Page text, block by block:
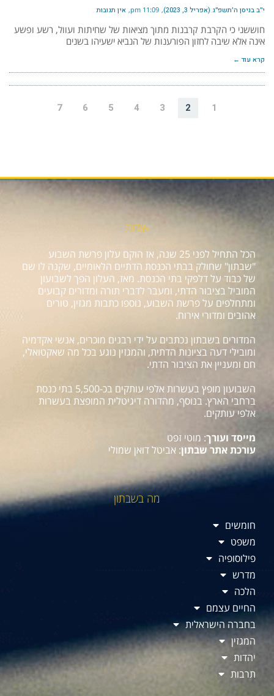
י״ב בניסן ה׳תשפ״ג (אפריל 3, 2023) 11:09 pm אין תגובות
חוששני כי הקרבת קרבנות מתוך מציאות של שחיתות ועוול, רשע ופשע
אינה אלא שיבה לחזון הפורענות של הנביא ישעיהו בשנים
קרא עוד ←
1
2
3
4
5
6
7
אודות
הכל התחיל לפני 25 שנה, אז הוקם עלון פרשת השבוע
"שבתון" שחולק בבתי הכנסת הדתיים הלאומיים, שקנה לו שם
של כבוד על דלפקי בתי הכנסת. מאז, העלון הפך לשבועון
המוביל בציבור הדתי, ומעבר לדברי תורה ומדורים קבועים
ומתחלפים על פרשת השבוע, נוספו כתבות מגזין, טורים
אהובים ומדורי אירוח.
המדורים בשבתון נכתבים על ידי רבנים מוכרים, אנשי אקדמיה
ומובילי דעה בציונות הדתית, והמגזין נוגע בכל מה שאקטואלי,
חם ומעניין את הציבור הדתי.
השבועון מופץ בעשרות אלפי עותקים בכ-5,500 בתי כנסת
ברחבי הארץ. בנוסף, מהדורה דיגיטלית המופצת בעשרות
אלפי עותקים.
מייסד ועורך: מוטי זפט
עורכת אתר שבתון: אביטל דואן שמולי
מה בשבתון
חומשים
משפט
פילוסופיה
מדרש
הלכה
החיים עצמם
בחברה הישראלית
המגזין
יהדות
תרבות